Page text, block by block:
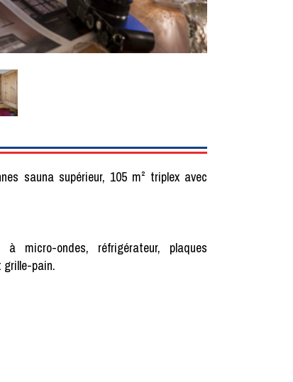
sauna supérieur, 105 m² triplex avec
micro-ondes, réfrigérateur, plaques
grille-pain.